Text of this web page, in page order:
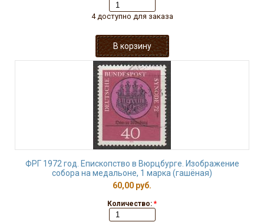
4 доступно для заказа
ФРГ 1972 год. Епископство в Вюрцбурге. Изображение
собора на медальоне, 1 марка (гашёная)
60,00 руб.
Количество: *